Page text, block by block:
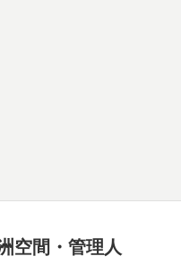
空間・管理人